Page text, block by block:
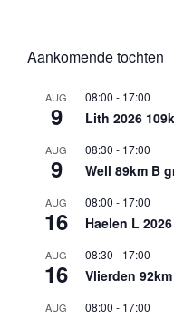
Aankomende tochten
AUG
9
08:00 - 17:00
Lith 2026
AUG
9
08:30 - 17:00
Well 89km B
AUG
16
08:00 - 17:00
Haelen L
AUG
16
08:30 - 17:00
Vlierden
AUG 08:00 - 17:00